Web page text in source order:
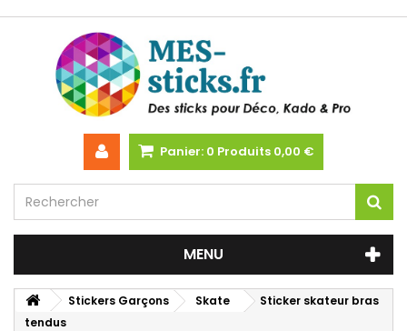
Panier: 0 Produits 0,00 €
MENU
Stickers Garçons Skate
Sticker skateur bras
tendus